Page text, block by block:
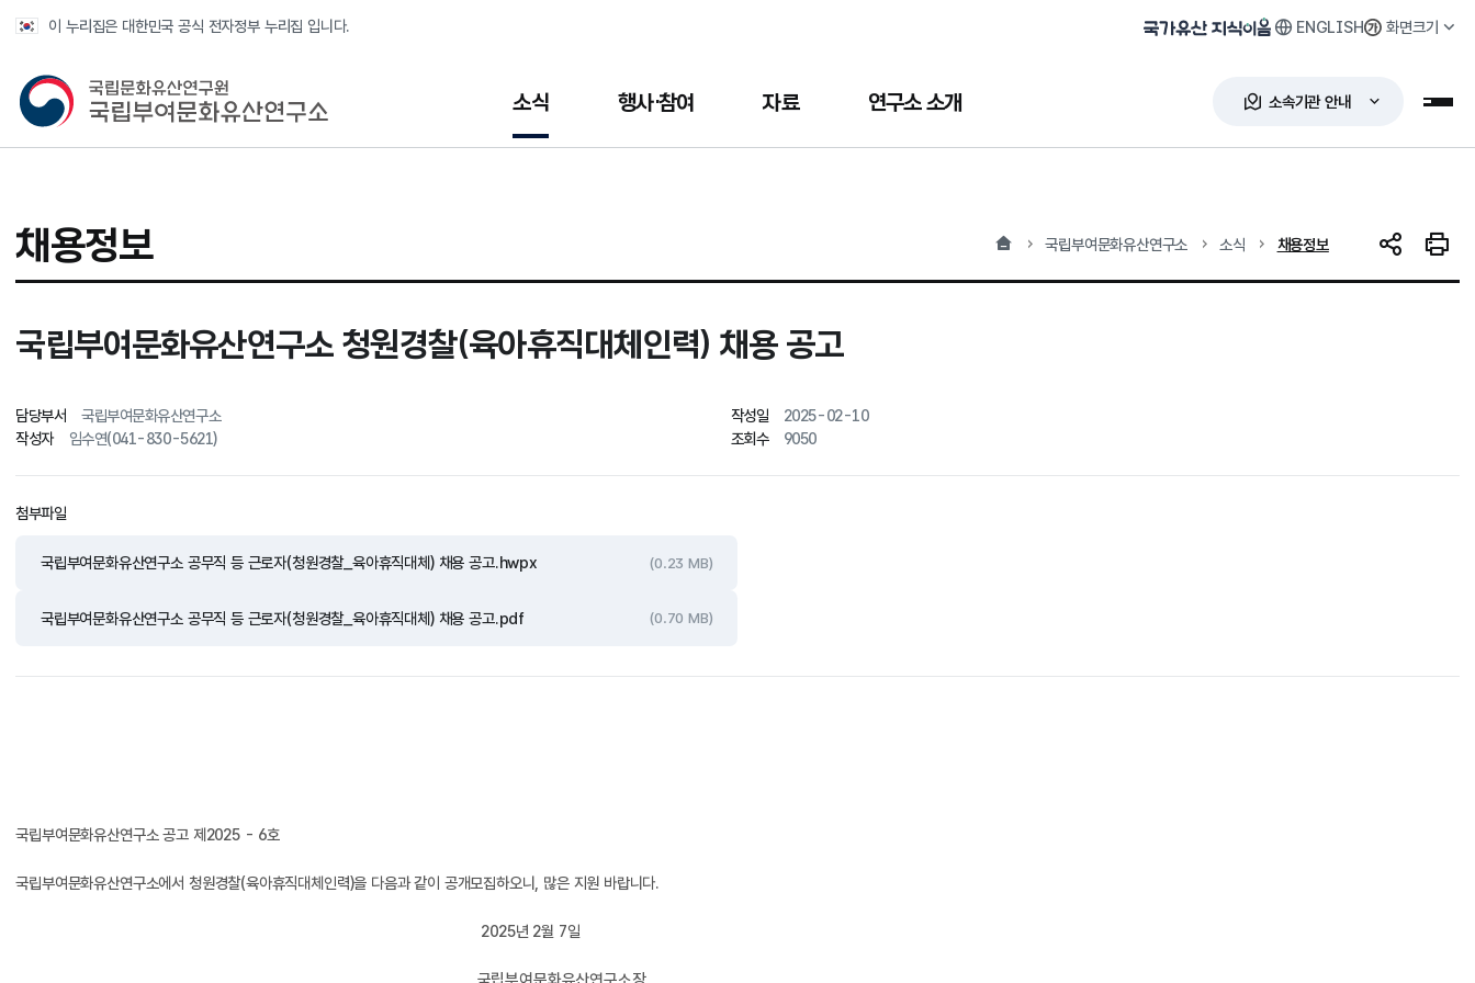
이 누리집은 대한민국 공식 전자정부 누리집 입니다.
국가유산 지식이음 ENGLISH 화면크기
국가유산청 국립부여문화유산연구소 소식 행사·참여 자료 연구소 소개 소속기관 안내 누리
채용정보 홈 국립부여문화유산연구소 소식 현재 위치
채용정보 SNS 공유인쇄
국립부여문화유산연구소 청원경찰(육아휴직대체인력) 채용 공고
담당부서 국립부여문화유산연구소 작성일
2025-02-10
작성자
임수연(041-830-5621) 조회수 9050
첨부파일
국립부여문화유산연구소 공무직 등 근로자(청원경찰_육아휴직대체) 채용 공고.hwpx (0.23 MB)
국립부여문화유산연구소 공무직 등 근로자(청원경찰_육아휴직대체) 채용 공고.pdf (0.70 MB)
국립부여문화유산연구소 공고 제2025 - 6호
국립부여문화유산연구소에서 청원경찰(육아휴직대체인력)을 다음과 같이 공개모집하오니, 많은 지원 바랍니다.
                                                                                                               2025년 2월 7일